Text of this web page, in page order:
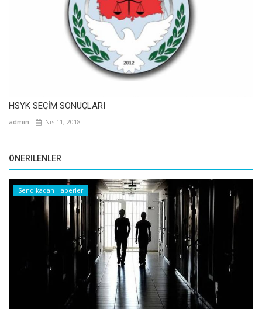
HSYK SEÇİM SONUÇLARI
admin Nis 11, 2018
ÖNERILENLER
Sendikadan Haberler